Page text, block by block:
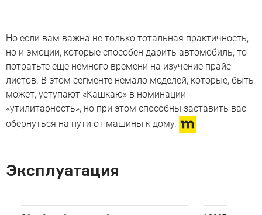
Но если вам важна не только тотальная практичность,
но и эмоции, которые способен дарить автомобиль, то
потратьте еще немного времени на изучение прайс-
листов. В этом сегменте немало моделей, которые, быть
может, уступают «Кашкаю» в номинации
«утилитарность», но при этом способны заставить вас
обернуться на пути от машины к дому.
Эксплуатация